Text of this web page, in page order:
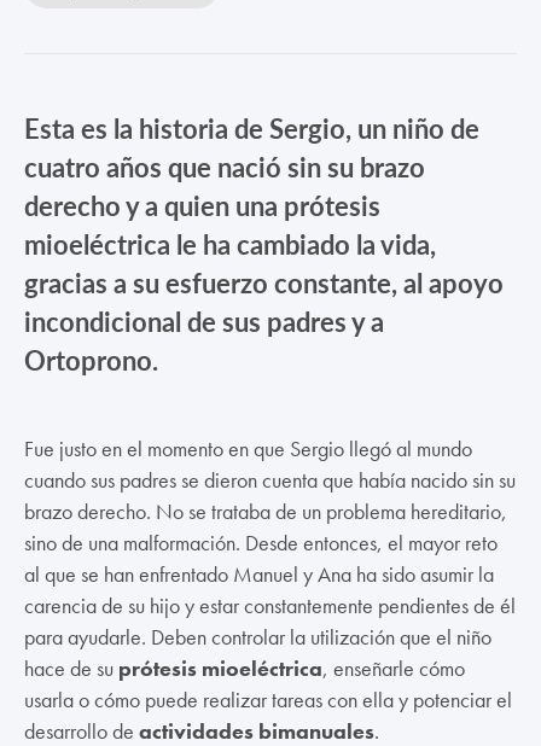
Esta es la historia de Sergio, un niño de
cuatro años que nació sin su brazo
derecho y a quien una prótesis
mioeléctrica le ha cambiado la vida,
gracias a su esfuerzo constante, al apoyo
incondicional de sus padres y a
Ortoprono.
Fue justo en el momento en que Sergio llegó al mundo
cuando sus padres se dieron cuenta que había nacido sin su
brazo derecho. No se trataba de un problema hereditario,
sino de una malformación. Desde entonces, el mayor reto
al que se han enfrentado Manuel y Ana ha sido asumir la
carencia de su hijo y estar constantemente pendientes de él
para ayudarle. Deben controlar la utilización que el niño
hace de su prótesis mioeléctrica, enseñarle cómo
usarla o cómo puede realizar tareas con ella y potenciar el
desarrollo de actividades bimanuales.